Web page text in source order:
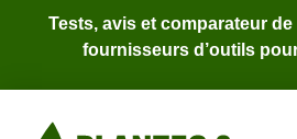
Tests, avis et comparateur
fournisseurs d’outils